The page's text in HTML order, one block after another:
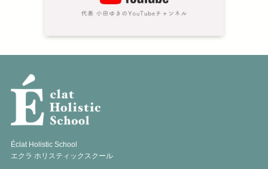
Éclat Holistic School
エクラ ホリスティックスクール